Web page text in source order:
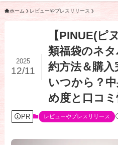
ホーム レビューやプレスリリース
【PINUE(ピ
類福袋のネ
約方法＆購
いつから？
め度と口コミ
2025
12/11
PR レビューやプレスリリース